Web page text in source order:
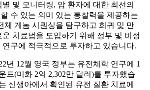
및 모니터링, 암 환자에 대한 최선의
수 있는 의미 있는 통찰력을 제공하는
체 게놈 시퀀싱을 탐구하고 희귀 및 만
치료법을 도입하기 위해 정부 및 비정
구에 적극적으로 투자하고 있습니다.
년 12월 영국 정부는 유전체학 연구에 1
드(미화 2억 2,302만 달러)를 투자했습
신생아에서 확인된 유전 질환 치료에